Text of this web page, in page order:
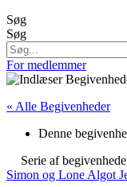
Søg
Søg
For medlemmer
« Alle Begivenheder
Denne
Serie af
Simon og Lone Algot